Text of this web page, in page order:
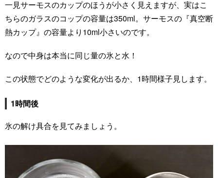
一見サーモスのカップのほうが小さく見えますが、実はこ
ちらのガラスのコップの容量は350ml。サーモスの『真空断
熱カップ』の容量より10ml小さいのです。
なので中身は本当に同じ量の氷と水！
この状態でどのような変化が出るか、1時間様子見します。
1時間後
氷の解け具合を見てみましょう。